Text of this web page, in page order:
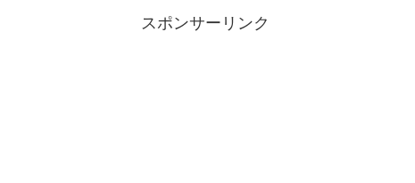
スポンサーリンク